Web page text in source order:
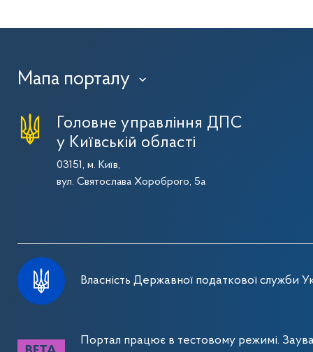
Мапа порталу ›
Головне управління ДПС
у Київській області
03151, м. Київ,
вул. Святослава Хороброго, 5а
Власність Державної податкової служби
Портал працює в тестовому режимі.